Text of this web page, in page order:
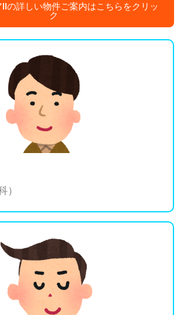
の詳しい物件ご案内はこちらをクリッ
ク
）